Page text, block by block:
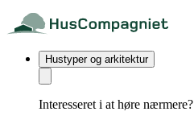
Hustyper og arkitektur
Interesseret i at høre nærmere?